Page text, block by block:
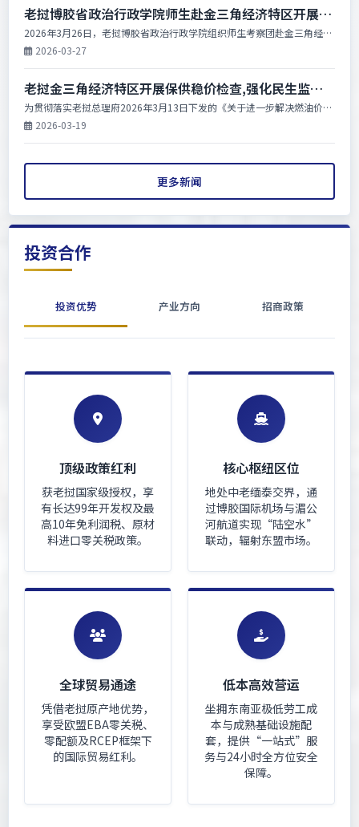
老挝博胶省政治行政学院师生赴金三角经济特区开展实
地教学交流(图文)
2026年3月26日，老挝博胶省政治行政学院组织师生考察团赴金三角经济
特区开展实地教学与经验交流活动。本次考察团由博胶省政治行政学院副
院长玛丽·苏潘塔翁带领，共...
2026-03-27
老挝金三角经济特区开展保供稳价检查,强化民生监管
严打哄抬物价
为贯彻落实老挝总理府2026年3月13日下发的《关于进一步解决燃油价格
波动影响的第40号总理令》，3月18日，老挝金三角经济特区管委会一站
式服务中心联合特区行政...
2026-03-19
更多新闻
投资合作
投资优势 产业方向 招商政策
顶级政策红利
获老挝国家级授权，享
有长达99年开发权及最
高10年免利润税、原材
料进口零关税政策。
核心枢纽区位
地处中老缅泰交界，通
过博胶国际机场与湄公
河航道实现“陆空水”
联动，辐射东盟市场。
全球贸易通途
凭借老挝原产地优势，
享受欧盟EBA零关税、
零配额及RCEP框架下
的国际贸易红利。
低本高效营运
坐拥东南亚极低劳工成
本与成熟基础设施配
套，提供“一站式”服
务与24小时全方位安全
保障。